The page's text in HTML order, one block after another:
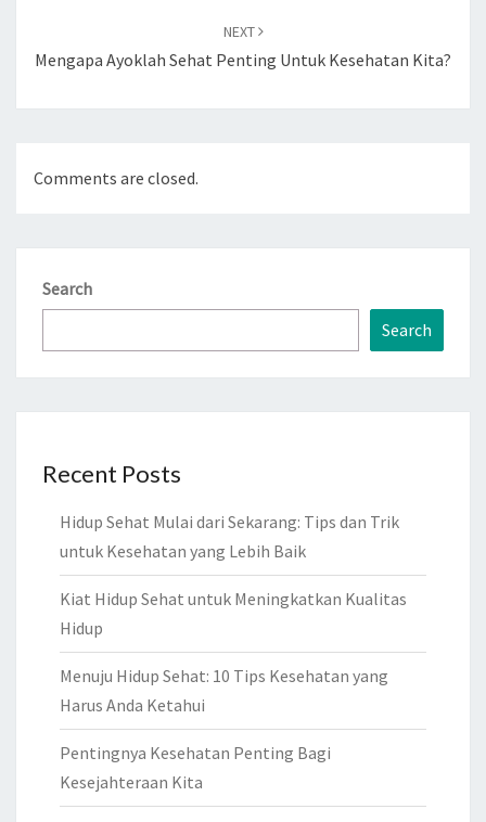
NEXT
Mengapa Ayoklah Sehat Penting Untuk Kesehatan Kita?
Comments are closed.
Search
Search
Recent Posts
Hidup Sehat Mulai dari Sekarang: Tips dan Trik
untuk Kesehatan yang Lebih Baik
Kiat Hidup Sehat untuk Meningkatkan Kualitas
Hidup
Menuju Hidup Sehat: 10 Tips Kesehatan yang
Harus Anda Ketahui
Pentingnya Kesehatan Penting Bagi
Kesejahteraan Kita